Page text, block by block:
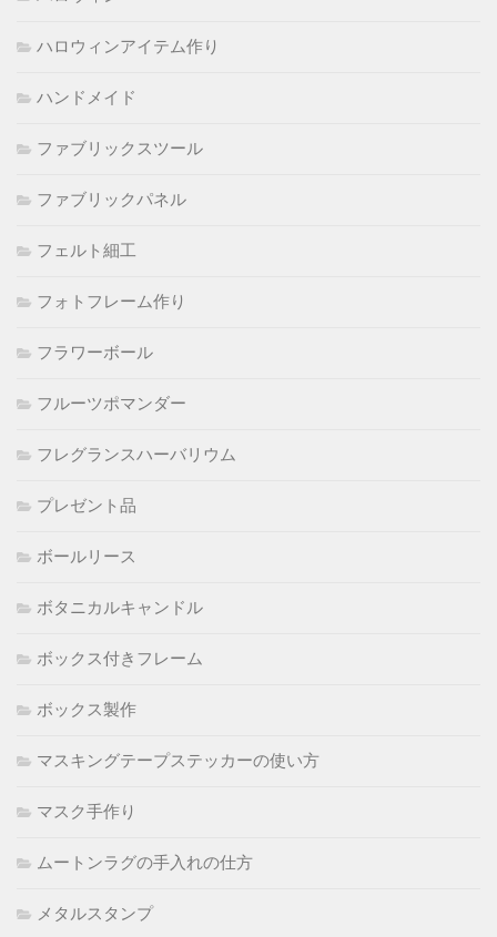
ハロウィンアイテム作り
ハンドメイド
ファブリックスツール
ファブリックパネル
フェルト細工
フォトフレーム作り
フラワーボール
フルーツポマンダー
フレグランスハーバリウム
プレゼント品
ボールリース
ボタニカルキャンドル
ボックス付きフレーム
ボックス製作
マスキングテープステッカーの使い方
マスク手作り
ムートンラグの手入れの仕方
メタルスタンプ